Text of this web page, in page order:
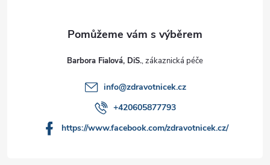
Barbora Fialová, DiS.
info@zdravotnicek.cz
+420605877793
https://www.facebook.com/zdravotnicek.cz/